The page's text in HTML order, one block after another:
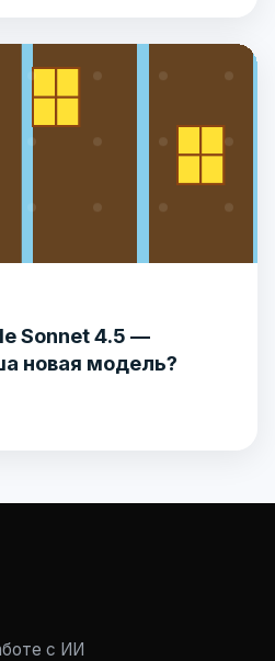
Sonnet 4.5 —
новая модель?
с ИИ